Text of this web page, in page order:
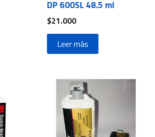
DP 600SL 48.5 ml
$21.000
Leer más